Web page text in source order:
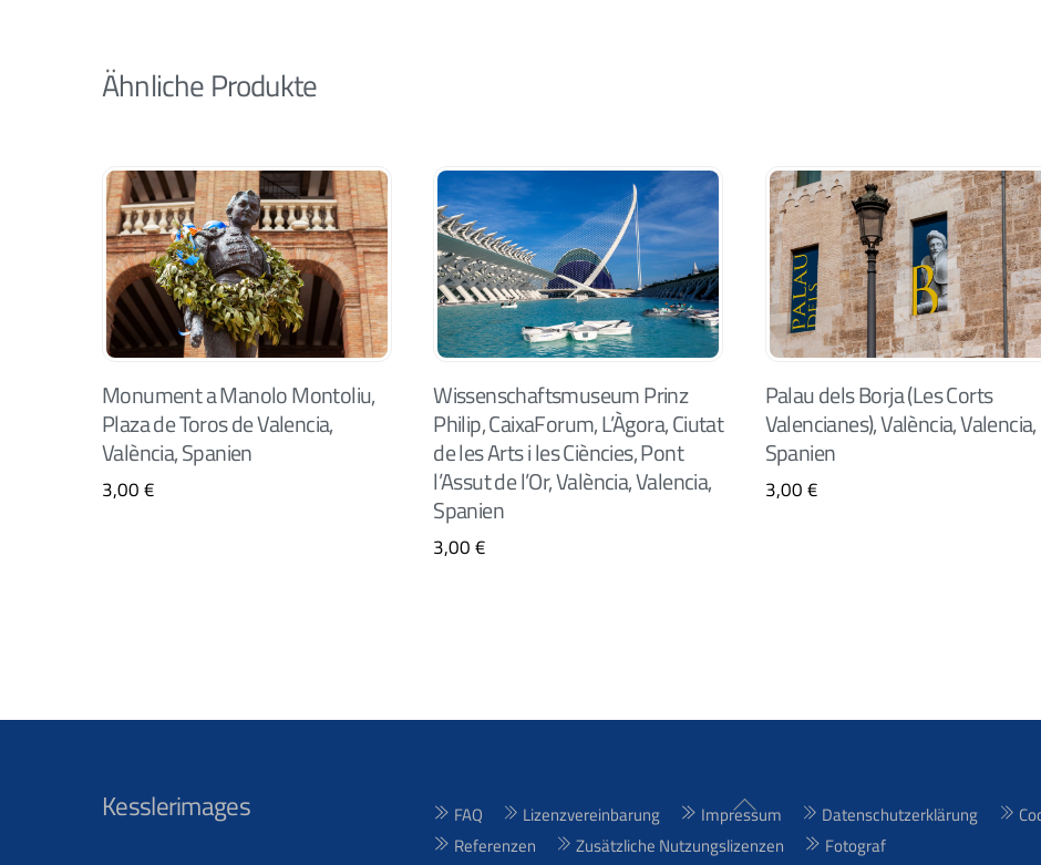
Ähnliche Produkte
Monument a Manolo Montoliu,
Plaza de Toros de Valencia,
València, Spanien
3,00€
Wissenschaftsmuseum Prinz
Philip, CaixaForum, L’Àgora, Ciutat
de les Arts i les Ciències, Pont
l’Assut de l’Or, València, Valencia,
Spanien
3,00€
Palau dels Borja (Les Corts
Valencianes), València, Valencia,
Spanien
3,00€
Back
Kesslerimages FAQ Lizenzvereinbarung Impressum Datenschutzerklärung
Referenzen
Zusätzliche Nutzungslizenzen Fotograf